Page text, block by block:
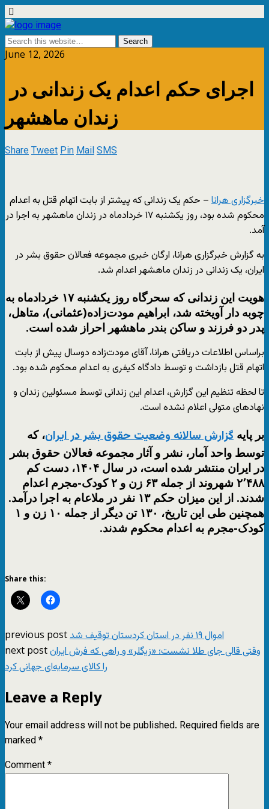
June 12, 2026
زندان ماهشهر
ShareTweetPinMailSMS
خبرگزاری هرانا – حکم یک زندانی که پیشتر از بابت اتهام قتل به اعدام
محکوم شده بود، روز یکشنبه ۱۷ خردادماه در زندان ماهشهر به اجرا در
آمد.
به گزارش خبرگزاری هرانا، ارگان خبری مجموعه فعالان حقوق بشر در
ایران، یک زندانی در زندان ماهشهر اعدام شد.
هویت این زندانی که سحرگاه روز یکشنبه ۱۷ خردادماه به
چوبه دار آویخته شد، ابراهیم مودت‌زاده(عثمانی)، متاهل،
پدر دو فرزند و ساکن بندر ماهشهر احراز شده است.
براساس اطلاعات دریافتی هرانا، آقای مودت‌زاده دوسال پیش از بابت
اتهام قتل بازداشت و توسط دادگاه کیفری به اعدام محکوم شده بود.
تا لحظه تنظیم این گزارش، اعدام این زندانی توسط مسئولین زندان و
نهادهای متولی اعلام نشده است.
بر پایه گزارش سالانه وضعیت حقوق بشر در ایران، که
توسط واحد آمار، نشر و آثار مجموعه فعالان حقوق بشر
در ایران منتشر شده است، در سال ۱۴۰۴، دست کم
۲٬۴۸۸ شهروند از جمله ۶۳ زن و ۲ کودک-مجرم اعدام
شدند. از این میزان حکم ۱۳ نفر در ملاعام به اجرا درآمد.
همچنین طی این تاریخ، ۱۳۰ تن دیگر از جمله ۱۰ زن و ۱
کودک-مجرم به اعدام محکوم شدند.
Share this:
previous post اموال ۱۹ نفر در استان کردستان توقیف شد
next postوقتی قالی جای طلا نشست؛ «زیگلر» و راهی که فرش ایران
را کالای سرمایه‌ای جهانی کرد
Leave a Reply
Your email address will not be published. Required fields are
marked*
Comment*